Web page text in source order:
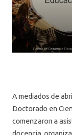
A mediados de
Doctorado en
comenzaron a
docencia,